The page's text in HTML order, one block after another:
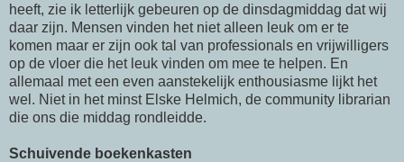
heeft, zie ik letterlijk gebeuren op de dinsdagmiddag dat wij
daar zijn. Mensen vinden het niet alleen leuk om er te
komen maar er zijn ook tal van professionals en vrijwilligers
op de vloer die het leuk vinden om mee te helpen. En
allemaal met een even aanstekelijk enthousiasme lijkt het
wel. Niet in het minst Elske Helmich, de community librarian
die ons die middag rondleidde.
Schuivende boekenkasten